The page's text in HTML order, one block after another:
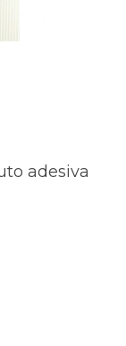
adesiva